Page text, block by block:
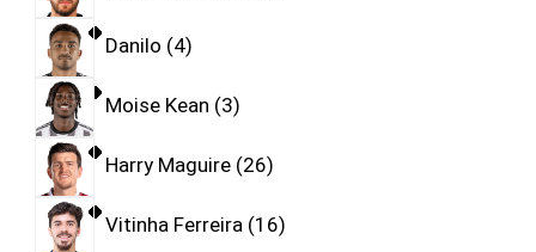
Danilo 4
Moise Kean 3
Harry Maguire 26
Vitinha Ferreira 16